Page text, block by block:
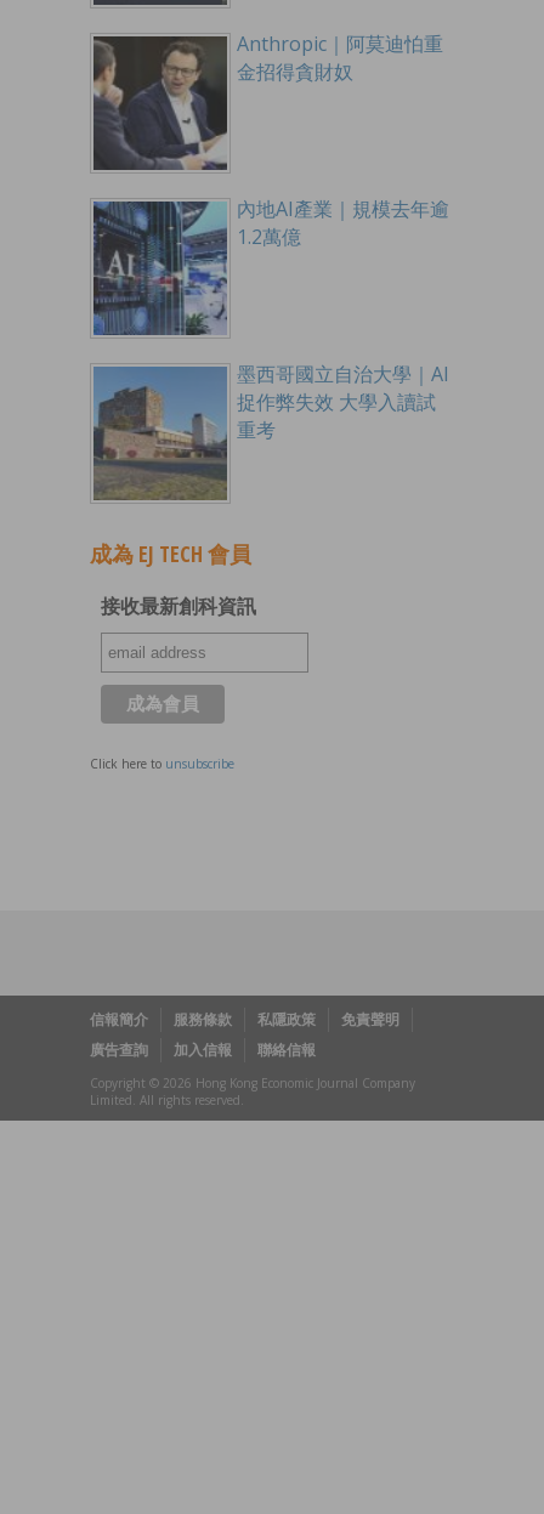
Anthropic｜阿莫迪怕重
金招得貪財奴
內地AI產業｜規模去年逾
1.2萬億
墨西哥國立自治大學｜AI
捉作弊失效 大學入讀試
重考
成為 EJ TECH 會員
接收最新創科資訊
Click here to unsubscribe
信報簡介 服務條款 私隱政策
免責聲明
廣告查詢
加入信報 聯絡信報
Copyright © 2026 Hong Kong Economic Journal Company
Limited. All rights reserved.